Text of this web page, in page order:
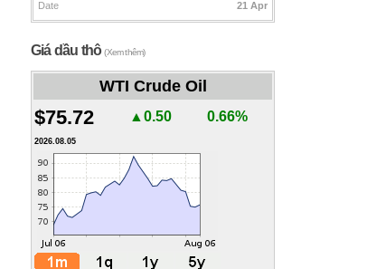
Date 21 Apr
Giá dầu thô(Xem thêm)
WTI Crude Oil
$75.72 ▲0.50 0.66%
2026.08.05